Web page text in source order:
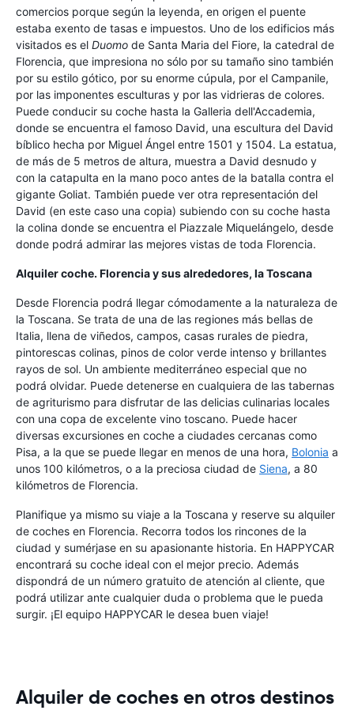
comercios porque según la leyenda, en origen el puente
estaba exento de tasas e impuestos. Uno de los edificios más
visitados es el Duomo de Santa Maria del Fiore, la catedral de
Florencia, que impresiona no sólo por su tamaño sino también
por su estilo gótico, por su enorme cúpula, por el Campanile,
por las imponentes esculturas y por las vidrieras de colores.
Puede conducir su coche hasta la Galleria dell'Accademia,
donde se encuentra el famoso David, una escultura del David
bíblico hecha por Miguel Ángel entre 1501 y 1504. La estatua,
de más de 5 metros de altura, muestra a David desnudo y
con la catapulta en la mano poco antes de la batalla contra el
gigante Goliat. También puede ver otra representación del
David (en este caso una copia) subiendo con su coche hasta
la colina donde se encuentra el Piazzale Miquelángelo, desde
donde podrá admirar las mejores vistas de toda Florencia.
Alquiler coche. Florencia y sus alrededores, la Toscana
Desde Florencia podrá llegar cómodamente a la naturaleza de
la Toscana. Se trata de una de las regiones más bellas de
Italia, llena de viñedos, campos, casas rurales de piedra,
pintorescas colinas, pinos de color verde intenso y brillantes
rayos de sol. Un ambiente mediterráneo especial que no
podrá olvidar. Puede detenerse en cualquiera de las tabernas
de agriturismo para disfrutar de las delicias culinarias locales
con una copa de excelente vino toscano. Puede hacer
diversas excursiones en coche a ciudades cercanas como
Pisa, a la que se puede llegar en menos de una hora, Bolonia a
unos 100 kilómetros, o a la preciosa ciudad de Siena, a 80
kilómetros de Florencia.
Planifique ya mismo su viaje a la Toscana y reserve su alquiler
de coches en Florencia. Recorra todos los rincones de la
ciudad y sumérjase en su apasionante historia. En HAPPYCAR
encontrará su coche ideal con el mejor precio. Además
dispondrá de un número gratuito de atención al cliente, que
podrá utilizar ante cualquier duda o problema que le pueda
surgir. ¡El equipo HAPPYCAR le desea buen viaje!
Alquiler de coches en otros destinos